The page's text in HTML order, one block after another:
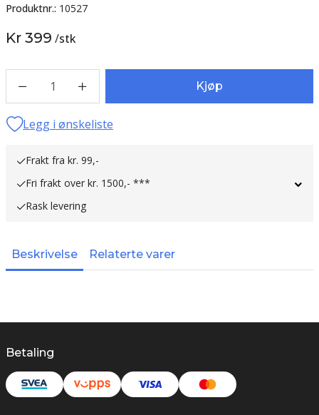
Produktnr.: 10527
Kr 399 /stk
1 Kjøp
Legg i ønskeliste
Frakt fra kr. 99,-
Fri frakt over kr. 1500,- ***
Rask levering
Beskrivelse Relaterte varer
Betaling